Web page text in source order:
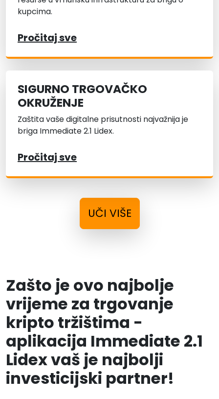
kupcima.
Pročitaj sve
SIGURNO TRGOVAČKO
OKRUŽENJE
Zaštita vaše digitalne prisutnosti najvažnija je
briga Immediate 2.1 Lidex.
Pročitaj sve
UČI VIŠE
Zašto je ovo najbolje
vrijeme za trgovanje
kripto tržištima -
aplikacija Immediate 2.1
Lidex vaš je najbolji
investicijski partner!